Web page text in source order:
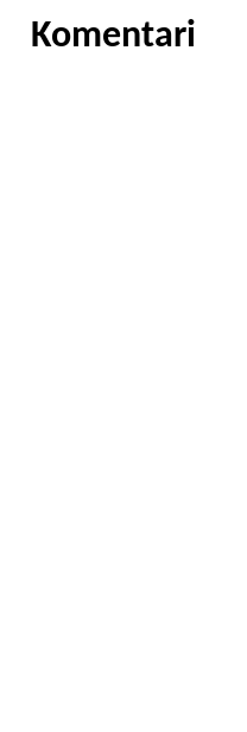
Komentari